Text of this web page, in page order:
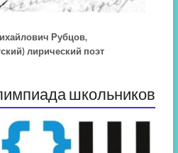
Рубцов,
лирический поэт
школьников